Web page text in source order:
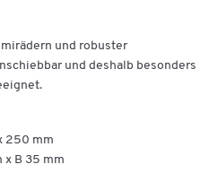
und robuster
und deshalb besonders
250 mm
x B 35 mm